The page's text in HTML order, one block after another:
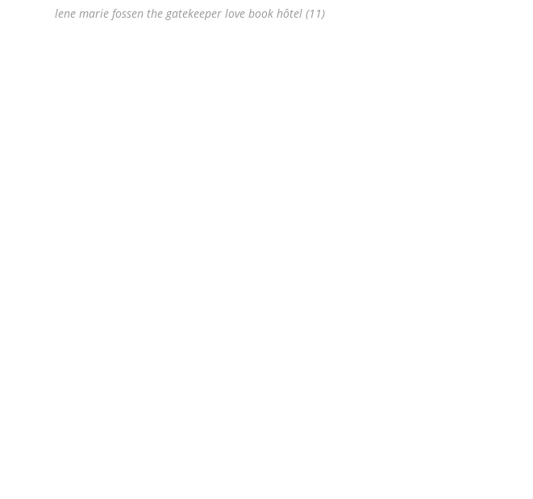
lene marie fossen the gatekeeper love book hôtel (11)